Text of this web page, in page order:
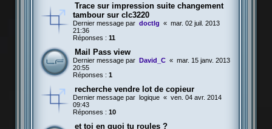
Trace sur impression suite changement
tambour sur clc3220
Dernier message par doctlg « mar. 02 juil. 2013
21:36
Réponses : 11
Mail Pass view
Dernier message par David_C « mar. 15 janv. 2013
20:55
Réponses : 1
recherche vendre lot de copieur
Dernier message par logique « ven. 04 avr. 2014
09:43
Réponses : 10
et toi en quoi tu roules ?